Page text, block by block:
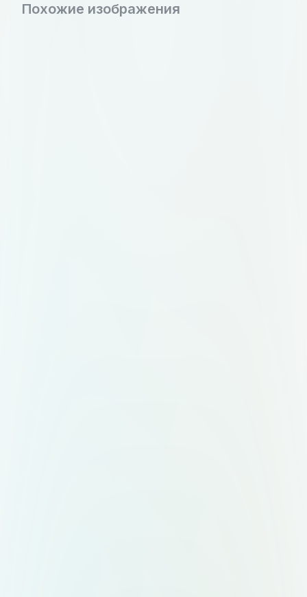
Похожие изображения